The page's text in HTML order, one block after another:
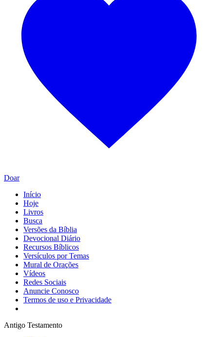
Doar
Início
Hoje
Livros
Busca
Versões da Bíblia
Devocional Diário
Recursos Bíblicos
Versículos por Temas
Mural de Orações
Vídeos
Redes Sociais
Anuncie Conosco
Termos de uso e Privacidade
Antigo Testamento